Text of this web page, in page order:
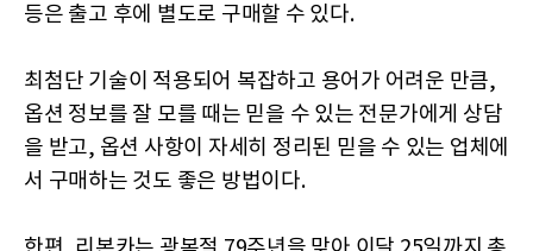
등은 출고 후에 별도로 구매할 수 있다.
최첨단 기술이 적용되어 복잡하고 용어가 어려운 만큼,
옵션 정보를 잘 모를 때는 믿을 수 있는 전문가에게 상담
을 받고, 옵션 사항이 자세히 정리된 믿을 수 있는 업체에
서 구매하는 것도 좋은 방법이다.